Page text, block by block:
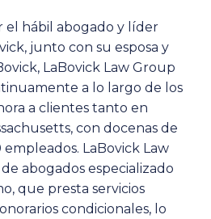
el hábil abogado y líder
junto con su esposa y
LaBovick Law Group
a lo largo de los
a clientes tanto en
con docenas de
empleados. LaBovick Law
abogados especializado
que presta servicios
condicionales, lo